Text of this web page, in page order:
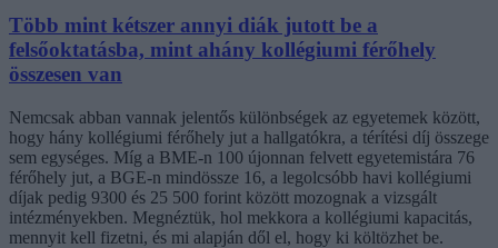
Több mint kétszer annyi diák jutott be a
felsőoktatásba, mint ahány kollégiumi férőhely
összesen van
Nemcsak abban vannak jelentős különbségek az egyetemek között,
hogy hány kollégiumi férőhely jut a hallgatókra, a térítési díj összege
sem egységes. Míg a BME-n 100 újonnan felvett egyetemistára 76
férőhely jut, a BGE-n mindössze 16, a legolcsóbb havi kollégiumi
díjak pedig 9300 és 25 500 forint között mozognak a vizsgált
intézményekben. Megnéztük, hol mekkora a kollégiumi kapacitás,
mennyit kell fizetni, és mi alapján dől el, hogy ki költözhet be.